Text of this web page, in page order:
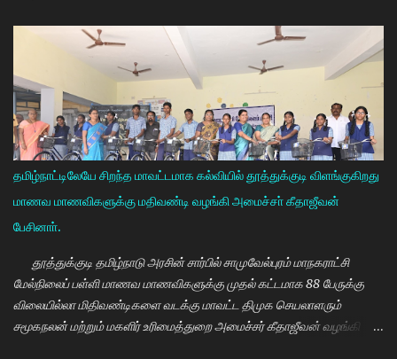
தமிழ்நாட்டிலேயே சிறந்த மாவட்டமாக கல்வியில் தூத்துக்குடி விளங்குகிறது
மாணவ மாணவிகளுக்கு மதிவண்டி வழங்கி அமைச்சா் கீதாஜீவன்
பேசினாா்.
தூத்துக்குடி தமிழ்நாடு அரசின் சார்பில் சாமுவேல்புரம் மாநகராட்சி
மேல்நிலைப் பள்ளி மாணவ மாணவிகளுக்கு முதல் கட்டமாக 88 பேருக்கு
விலையில்லா மிதிவண்டிகளை வடக்கு மாவட்ட திமுக செயலாளரும்
சமூகநலன் மற்றும் மகளிர் உரிமைத்துறை அமைச்சர் கீதாஜீவன் வழங்கி